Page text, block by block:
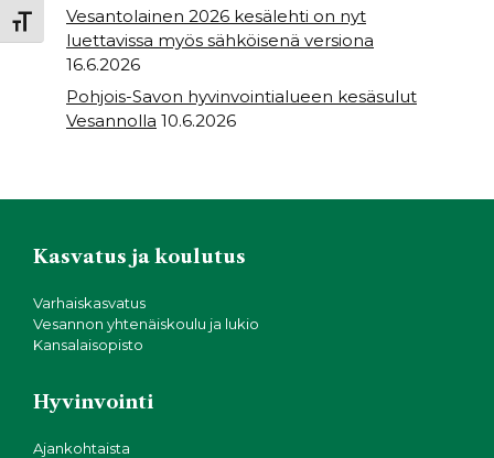
Toggle Font size
Vesantolainen 2026 kesälehti on nyt
luettavissa myös sähköisenä versiona
16.6.2026
Pohjois-Savon hyvinvointialueen kesäsulut
Vesannolla 10.6.2026
Kasvatus ja koulutus
Varhaiskasvatus
Vesannon yhtenäiskoulu ja lukio
Kansalaisopisto
Hyvinvointi
Ajankohtaista